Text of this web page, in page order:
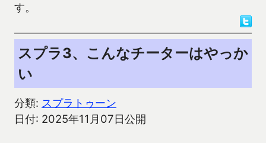
す。
スプラ3、こんなチーターはやっか
い
分類: スプラトゥーン
日付: 2025年11月07日公開